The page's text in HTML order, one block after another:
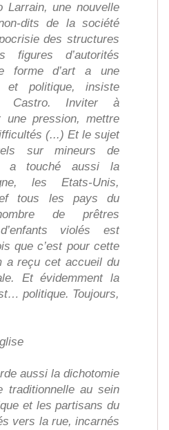
une nouvelle
dits de la société
des structures
figures d’autorités
forme d’art a une
et politique, insiste
Castro. Inviter à
une pression, mettre
(...) Et le sujet
sur mineurs de
a touché aussi la
les Etats-Unis,
tous les pays du
de prêtres
violés est
que c’est pour cette
a reçu cet accueil du
Et évidemment la
politique. Toujours,
aussi la dichotomie
traditionnelle au sein
et les partisans du
vers la rue, incarnés